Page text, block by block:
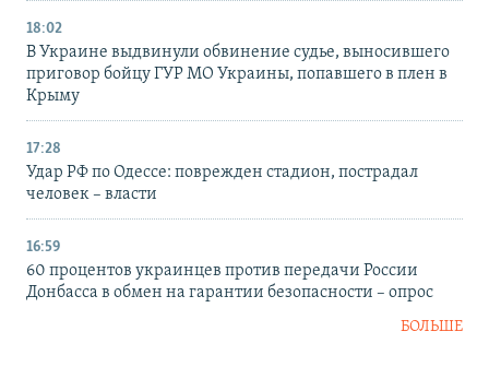
18:02
В Украине выдвинули обвинение судье, выносившего
приговор бойцу ГУР МО Украины, попавшего в плен в
Крыму
17:28
Удар РФ по Одессе: поврежден стадион, пострадал
человек – власти
16:59
60 процентов украинцев против передачи России
Донбасса в обмен на гарантии безопасности – опрос
БОЛЬШЕ